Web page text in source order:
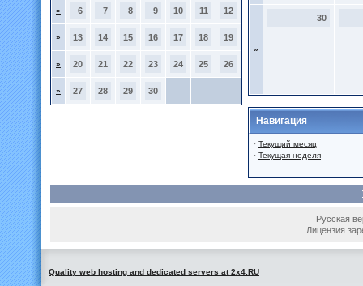
» 6 7 8 9 10 11 12
» 13 14 15 16 17 18 19
» 20 21 22 23 24 25 26
» 27 28 29 30
»
30
Навигация
· Текущий месяц
· Текущая неделя
Русская
Лицензия
Quality web hosting and dedicated servers at 2x4.RU